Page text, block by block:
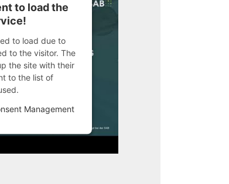
to load the
to load due to
to the visitor. The
the site with their
to the list of
Management